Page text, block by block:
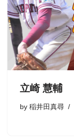
立崎 慧輔
by 稲井田真尋